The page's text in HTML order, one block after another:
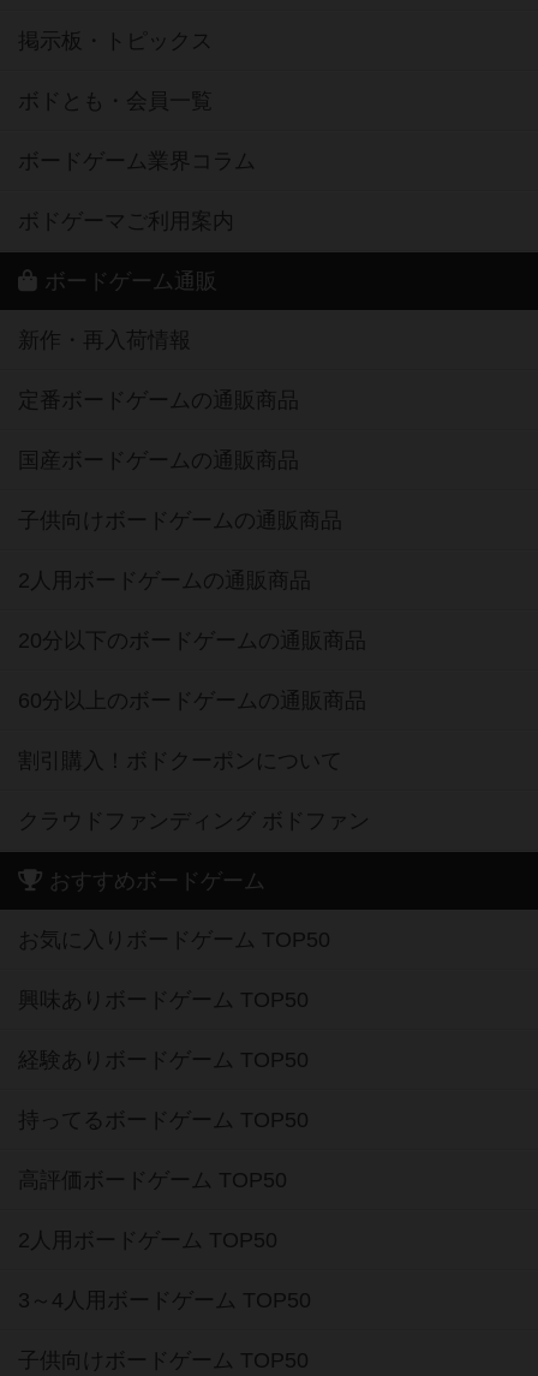
掲示板・トピックス
ボドとも・会員一覧
ボードゲーム業界コラム
ボドゲーマご利用案内
ボードゲーム通販
新作・再入荷情報
定番ボードゲームの通販商品
国産ボードゲームの通販商品
子供向けボードゲームの通販商品
2人用ボードゲームの通販商品
20分以下のボードゲームの通販商品
60分以上のボードゲームの通販商品
割引購入！ボドクーポンについて
クラウドファンディング ボドファン
おすすめボードゲーム
お気に入りボードゲーム TOP50
興味ありボードゲーム TOP50
経験ありボードゲーム TOP50
持ってるボードゲーム TOP50
高評価ボードゲーム TOP50
2人用ボードゲーム TOP50
3～4人用ボードゲーム TOP50
子供向けボードゲーム TOP50